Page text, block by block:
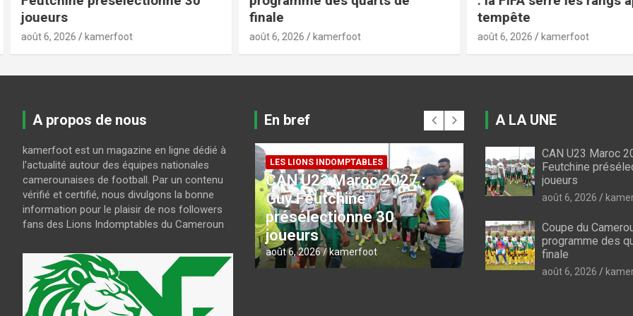
finale
août 6, 2026 kamerfoot
tempête
août 6, 2026 kamerfoot
Rizière FC
août 5, 2026 kamerfoot
A propos de nous
kamerfoot est un magazine en ligne dédié à
l'actualité autour des équipes nationales
camerounaises de football. Par un contenu
vérifié et certifié, nous divulgons la bonne
information pour le plaisir de nos followers
fans des Lions Indomptables du Cameroun
En bref
LES LIONS INDOMPTABLES
CAN U23 Maroc 2027 :
Guy Feutchine
présélectionne 30
août 6, 2026 kamerfoot
COUPE DU CAMEROUN
Coupe du Cameroun : voici
le programme des quarts
de finale
août 6, 2026 kamerfoot
FIFA / CAF
Projet abandonné et
culpa : la FIFA serre
rangs après la
août 6, 2026 kamerfoot
A LA UNE
CAN U23 Maroc
Feutchine
joueurs
août 6, 2026
Coupe du
programme des
finale
août 6, 2026